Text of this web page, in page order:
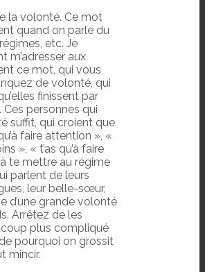
la volonté. Ce mot
quand on parle du
etc. Je
m’adresser aux
ce mot, qui vous
de volonté, qui
finissent par
personnes qui
suffit, qui croient que
faire attention », «
», « t’as qu’à faire
te mettre au régime
parlent de leurs
leur belle-sœur,
d’une grande volonté
Arrêtez de les
plus compliqué
pourquoi on grossit
mincir.